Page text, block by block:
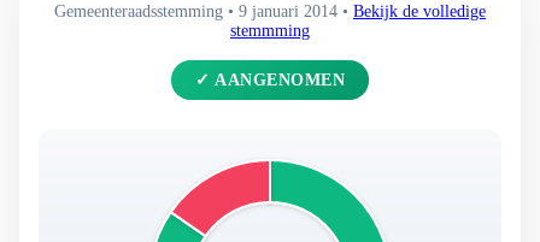
Gemeenteraadsstemming • 9 januari 2014 • Bekijk de volledige
stemmming
✓ AANGENOMEN